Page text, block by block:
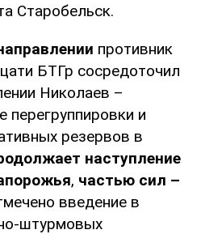
Старобельск.
противник
БТГр сосредоточил
Николаев –
перегруппировки и
резервов в
наступление
, частью сил –
введение в
штурмовых